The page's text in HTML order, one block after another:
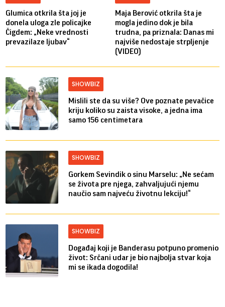
Glumica otkrila šta joj je
donela uloga zle policajke
Čigdem: „Neke vrednosti
prevazilaze ljubav“
Maja Berović otkrila šta je
mogla jedino dok je bila
trudna, pa priznala: Danas mi
najviše nedostaje strpljenje
(VIDEO)
SHOWBIZ
Mislili ste da su više? Ove poznate pevačice
kriju koliko su zaista visoke, a jedna ima
samo 156 centimetara
SHOWBIZ
Gorkem Sevindik o sinu Marselu: „Ne sećam
se života pre njega, zahvaljujući njemu
naučio sam najveću životnu lekciju!“
SHOWBIZ
Događaj koji je Banderasu potpuno promenio
život: Srčani udar je bio najbolja stvar koja
mi se ikada dogodila!